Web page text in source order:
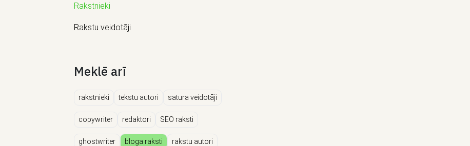
Rakstnieki
Rakstu veidotāji
Meklē arī
rakstnieki tekstu autori satura veidotāji
copywriter redaktori SEO raksti
ghostwriter bloga raksti rakstu autori